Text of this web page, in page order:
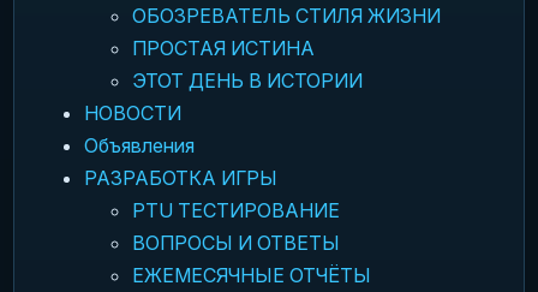
ОБОЗРЕВАТЕЛЬ СТИЛЯ ЖИЗНИ
ПРОСТАЯ ИСТИНА
ЭТОТ ДЕНЬ В ИСТОРИИ
НОВОСТИ
Объявления
РАЗРАБОТКА ИГРЫ
PTU ТЕСТИРОВАНИЕ
ВОПРОСЫ И ОТВЕТЫ
ЕЖЕМЕСЯЧНЫЕ ОТЧЁТЫ